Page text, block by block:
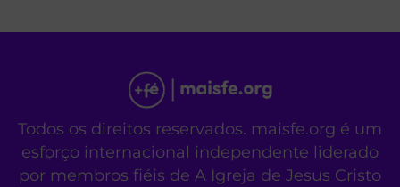
Todos os direitos reservados. maisfe.org é um
esforço internacional independente liderado
por membros fiéis de A Igreja de Jesus Cristo